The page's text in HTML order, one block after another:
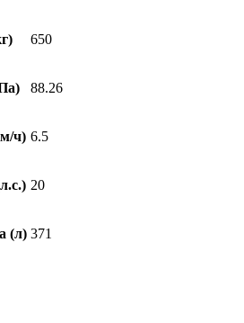
650
88.26
ч) 6.5
20
(л) 371